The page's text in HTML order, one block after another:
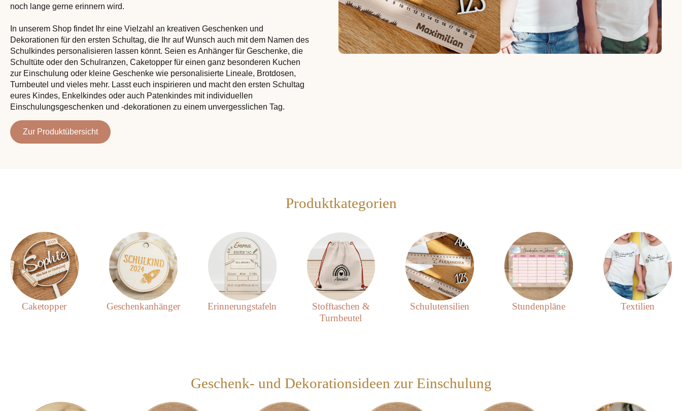
noch lange gerne erinnern wird.
In unserem Shop findet Ihr eine Vielzahl an kreativen Geschenken und
Dekorationen für den ersten Schultag, die Ihr auf Wunsch auch mit dem Namen des
Schulkindes personalisieren lassen könnt. Seien es Anhänger für Geschenke, die
Schultüte oder den Schulranzen, Caketopper für einen ganz besonderen Kuchen
zur Einschulung oder kleine Geschenke wie personalisierte Lineale, Brotdosen,
Turnbeutel und vieles mehr. Lasst euch inspirieren und macht den ersten Schultag
eures Kindes, Enkelkindes oder auch Patenkindes mit individuellen
Einschulungsgeschenken und -dekorationen zu einem unvergesslichen Tag.
Zur Produktübersicht
Produktkategorien
Caketopper Geschenkanhänger Erinnerungstafeln
Stofftaschen &
Turnbeutel
Schulutensilien Stundenpläne Textilien
Geschenk- und Dekorationsideen zur Einschulung